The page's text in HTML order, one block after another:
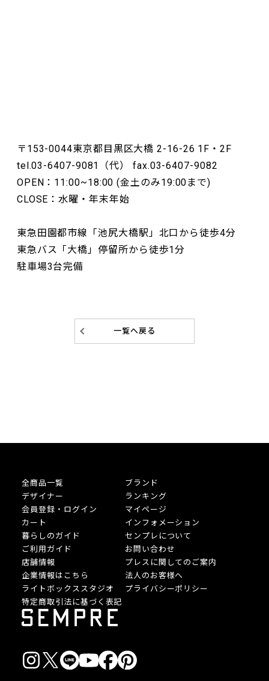
〒153-0044東京都目黒区大橋 2-16-26 1F・2F
tel.03-6407-9081（代） fax.03-6407-9082
OPEN：11:00~18:00 (金土のみ19:00まで)
CLOSE：水曜・年末年始
東急田園都市線「池尻大橋駅」北口から徒歩4分
東急バス「大橋」停留所から徒歩1分
駐車場3台完備
一覧へ戻る
全商品一覧
ブランド
デザイナー
ランキング
会員登録・ログイン
マイページ
カート
インフォメーション
暮らしのガイド
センプレについて
ご利用ガイド
お問い合わせ
店舗情報
プレスに関してのご案内
企業情報はこちら
法人のお客様へ
ライトボックススタジオ
プライバシーポリシー
特定商取引法に基づく表記